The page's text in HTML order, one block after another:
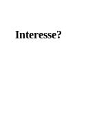
Interesse?